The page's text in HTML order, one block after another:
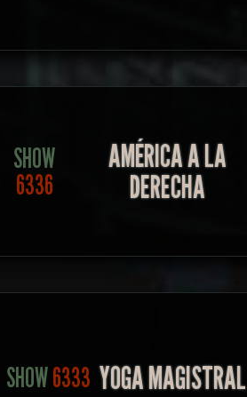
SHOW
6336
AMÉRICA A LA
DERECHA
SHOW6333 YOGA MAGISTRAL